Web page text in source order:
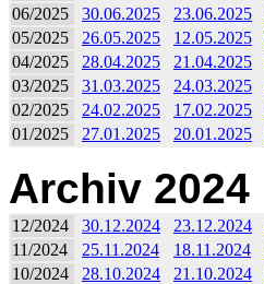
06/2025
30.06.2025 23.06.2025
05/2025
26.05.2025 12.05.2025
04/2025
28.04.2025 21.04.2025
03/2025
31.03.2025 24.03.2025
02/2025
24.02.2025 17.02.2025
01/2025
27.01.2025 20.01.2025
Archiv 2024
12/2024 30.12.2024 23.12.2024
11/2024
25.11.2024 18.11.2024
10/2024
28.10.2024 21.10.2024